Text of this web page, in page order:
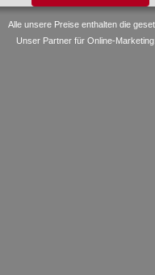
Alle unsere Preise enthalten die
Unser Partner für Online-